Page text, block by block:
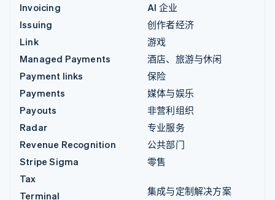
Invoicing
Issuing
Link
Managed Payments
Payment links
Payments
Payouts
Radar
Revenue Recognition
Stripe Sigma
Tax
Terminal
AI 企业
创作者经济
游戏
酒店、旅游与休闲
保险
媒体与娱乐
非营利组织
专业服务
公共部门
零售
集成与定制解决方案